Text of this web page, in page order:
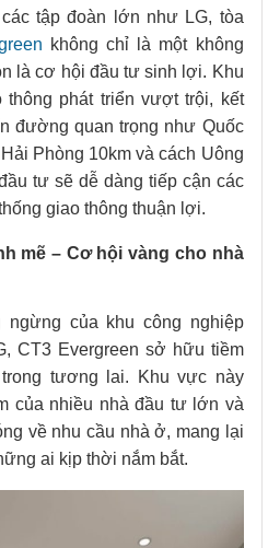
tập đoàn lớn như LG, tòa
không chỉ là một không
là cơ hội đầu tư sinh lợi. Khu
phát triển vượt trội, kết
đường quan trọng như Quốc
Phòng 10km và cách Uông
tư sẽ dễ dàng tiếp cận các
giao thông thuận lợi.
mẽ – Cơ hội vàng cho nhà
của khu công nghiệp
CT3 Evergreen sở hữu tiềm
tương lai. Khu vực này
của nhiều nhà đầu tư lớn và
về nhu cầu nhà ở, mang lại
ai kịp thời nắm bắt.